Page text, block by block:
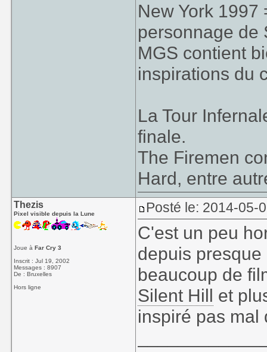
New York
personnage de
MGS contient
inspirations du
La Tour
finale.
The Firemen
Hard, entre
Thezis
Pixel visible depuis la Lune
Joue àFar Cry 3
Inscrit : Jul 19, 2002
Messages : 8907
De : Bruxelles
Hors ligne
Posté le: 2014-05-
C'est un peu
depuis
beaucoup de
Silent Hill et
inspiré pas mal